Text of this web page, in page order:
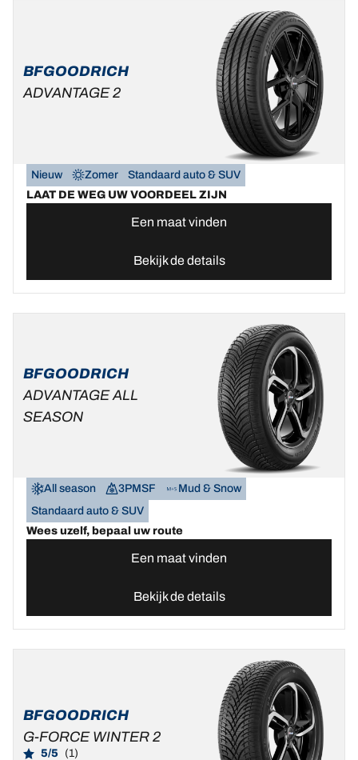
BFGOODRICH
ADVANTAGE 2
Nieuw Zomer
Standaard auto & SUV
LAAT DE WEG UW VOORDEEL ZIJN
Een maat vinden
Bekijk de details
BFGOODRICH
ADVANTAGE ALL
SEASON
All season 3PMSF
Mud & Snow
Standaard auto & SUV
Wees uzelf, bepaal uw route
Een maat vinden
Bekijk de details
BFGOODRICH
G-FORCE WINTER 2
5/5 (1)